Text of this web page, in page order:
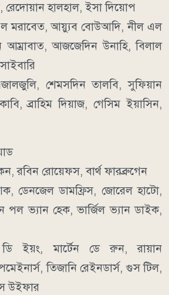
রেদোয়ান হালহাল, ইসা দিয়োপ
এল মরাবেত, আয়্যুব বোউআদি, নীল এল
আজজেদিন উনাহি, বিলাল
শেমসদিন তালবি, সুফিয়ান
ব্রাহিম দিয়াজ, গেসিম ইয়াসিন,
রবিন রোয়েফস, বার্থ ফারব্রুগেন
ডেনজেল ডামফ্রিস, জোরেল হাটো,
পল ভ্যান হেক, ভার্জিল ভ্যান ডাইক,
ডি ইয়ং, মার্টেন ডে রুন, রায়ান
তিজানি রেইনডার্স, গুস টিল,
উইফার